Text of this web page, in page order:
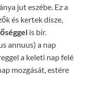
jut eszébe. Ez a
és kertek dísze,
is bír.
annuus) a nap
a keleti nap felé
mozgását, estére